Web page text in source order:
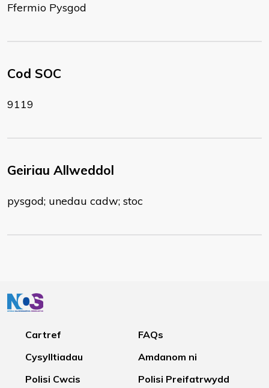
Ffermio Pysgod
Cod SOC
9119
Geiriau Allweddol
pysgod; unedau cadw; stoc
Cartref
FAQs
Cysylltiadau
Amdanom ni
Polisi Cwcis
Polisi Preifatrwydd